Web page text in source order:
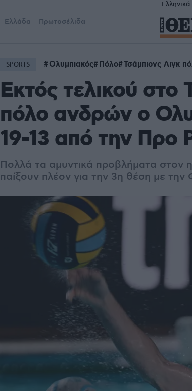
Ελληνικά
Ελλάδα Πρωτοσέλιδα
SPORTS Ολυμπιακός Πόλο Τσάμπιονς Λιγκ
Εκτός τελικού στο
πόλο ανδρών ο
19-13 από την Προ
Πολλά τα αμυντικά προβλήματα στον
παίξουν πλέον για την 3η θέση με